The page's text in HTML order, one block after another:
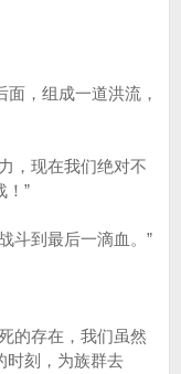
，组成一道洪流，
，现在我们绝对不
！”
斗到最后一滴血。”
的存在，我们虽然
时刻，为族群去